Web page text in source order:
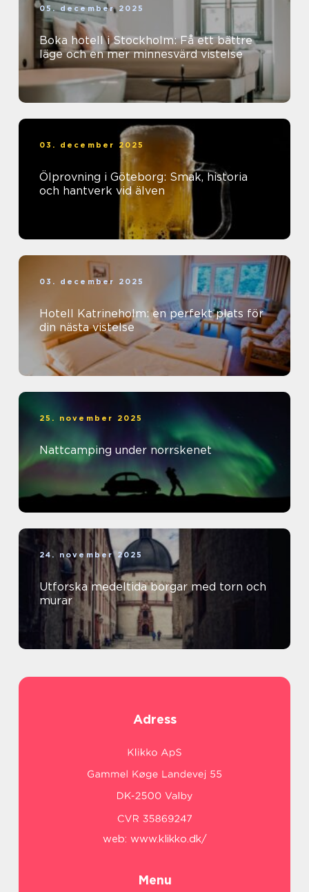
05. december 2025
Boka hotell i Stockholm: Få ett bättre
läge och en mer minnesvärd vistelse
03. december 2025
Ölprovning i Göteborg: Smak, historia
och hantverk vid älven
03. december 2025
Hotell Katrineholm: en perfekt plats för
din nästa vistelse
25. november 2025
Nattcamping under norrskenet
24. november 2025
Utforska medeltida borgar med torn och
murar
Adress
web: www.klikko.dk/
Menu